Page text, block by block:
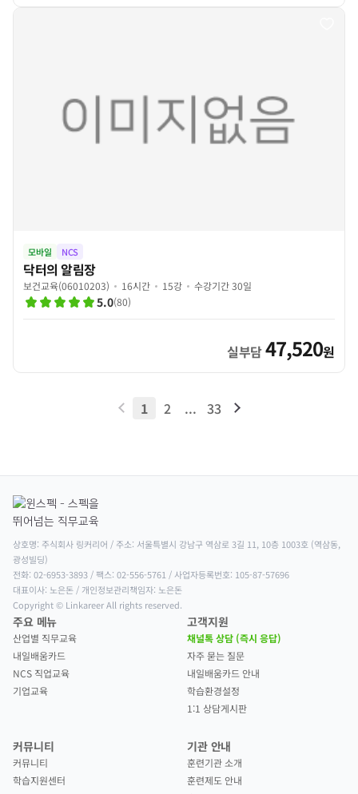
모바일 NCS
닥터의 알림장
보건교육(06010203) 16시간 15강 수강기간 30일
5.0(80)
실부담47,520원
1 2 ... 33
상호명: 주식회사 링커리어 / 주소: 서울특별시 강남구 역삼로 3길 11, 10층 1003호 (역삼동,
광성빌딩)
전화: 02-6953-3893 / 팩스: 02-556-5761 / 사업자등록번호: 105-87-57696
대표이사: 노은돈 / 개인정보관리책임자: 노은돈
Copyright © Linkareer All rights reserved.
주요 메뉴
산업별 직무교육
내일배움카드
NCS 직업교육
기업교육
고객지원
채널톡 상담 (즉시 응답)
자주 묻는 질문
내일배움카드 안내
학습환경설정
1:1 상담게시판
커뮤니티
커뮤니티
학습지원센터
기관 안내
훈련기관 소개
훈련제도 안내